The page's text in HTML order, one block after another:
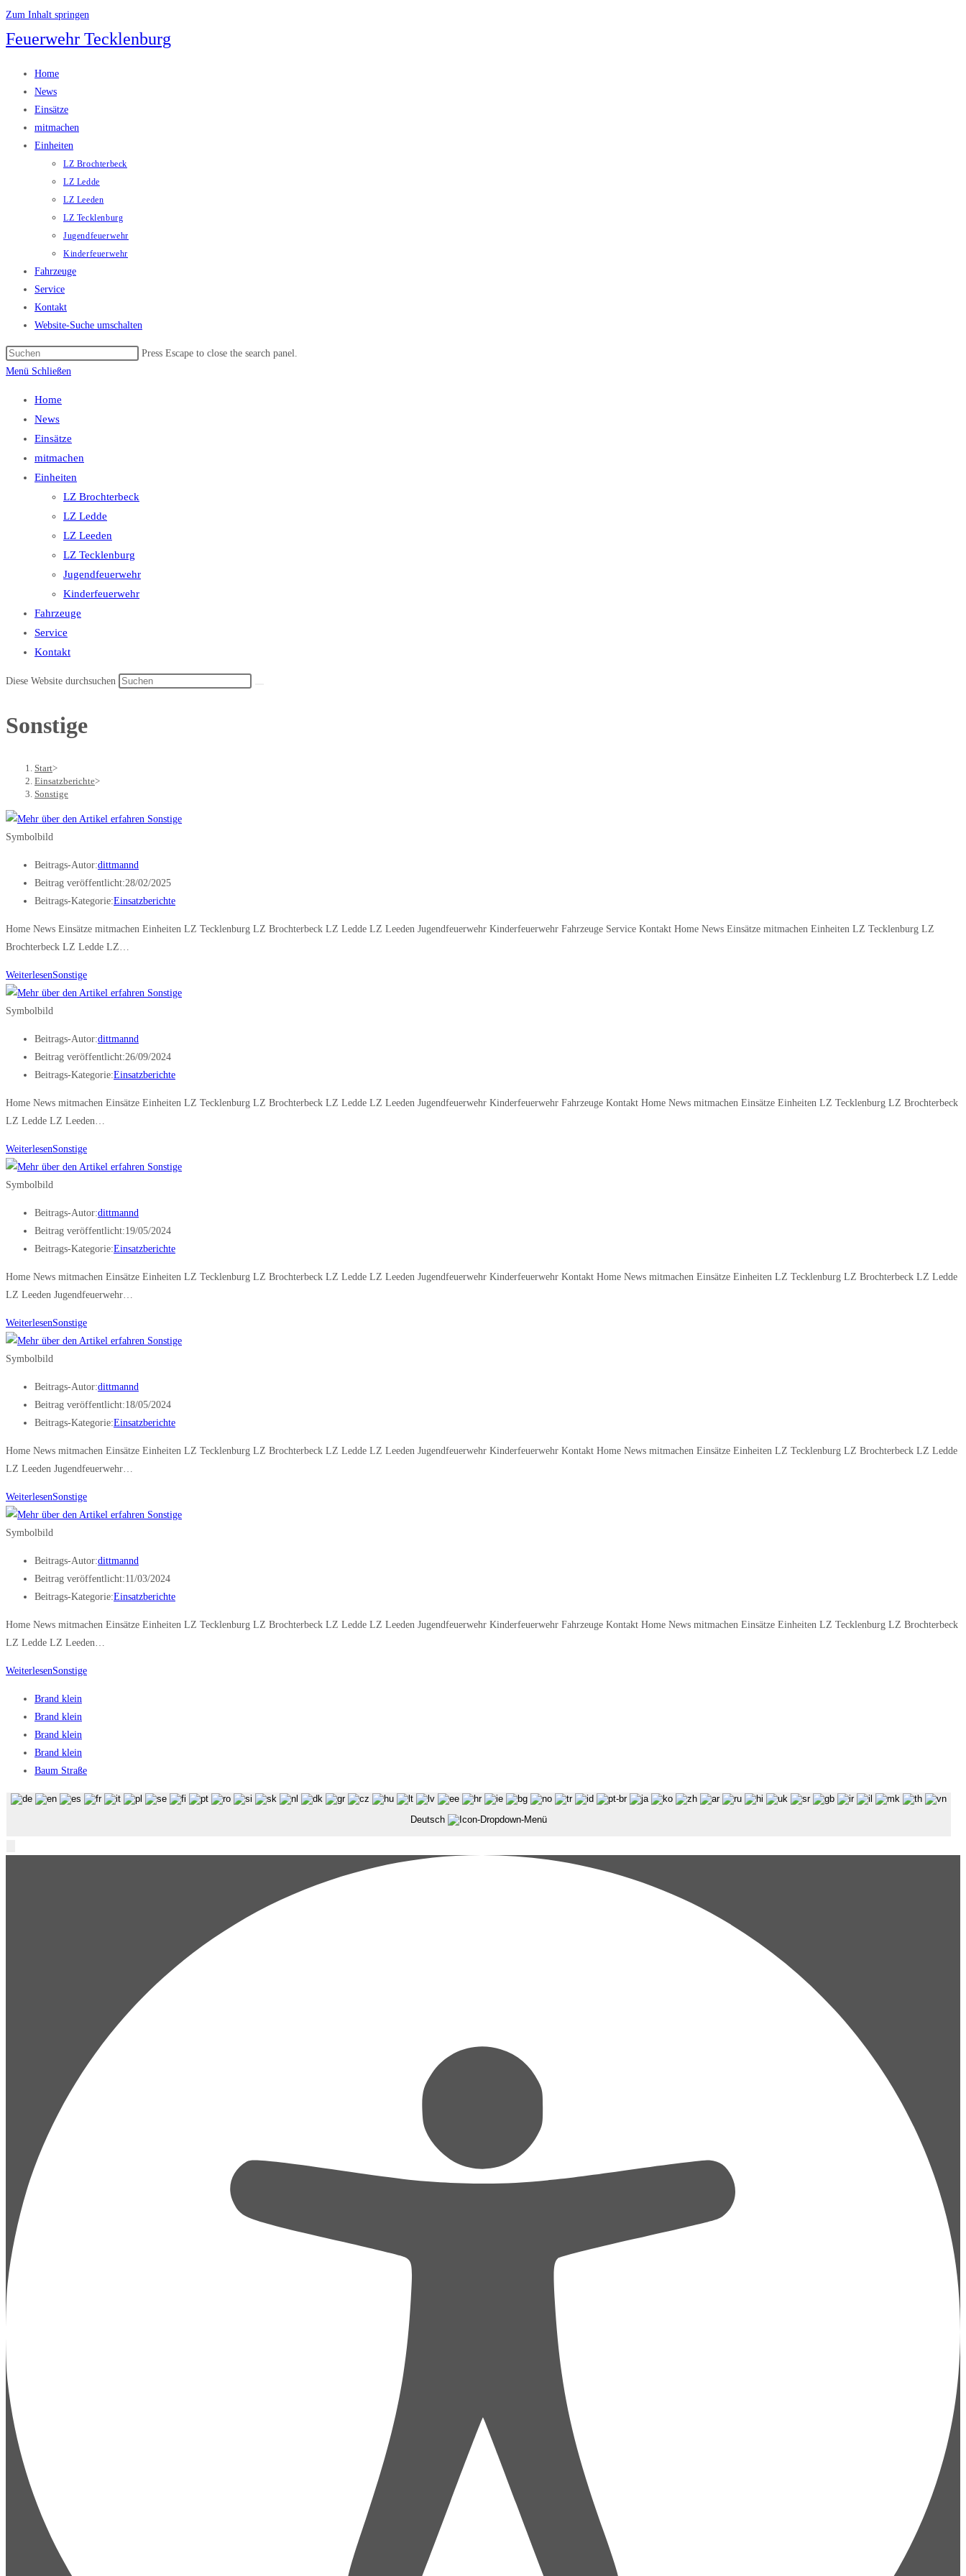
Zum Inhalt springen
Feuerwehr Tecklenburg
Home
News
Einsätze
mitmachen
Einheiten
LZ Brochterbeck
LZ Ledde
LZ Leeden
LZ Tecklenburg
Jugendfeuerwehr
Kinderfeuerwehr
Fahrzeuge
Service
Kontakt
Website-Suche umschalten
Press Escape to close the search panel.
Menü Schließen
Home
News
Einsätze
mitmachen
Einheiten
LZ Brochterbeck
LZ Ledde
LZ Leeden
LZ Tecklenburg
Jugendfeuerwehr
Kinderfeuerwehr
Fahrzeuge
Service
Kontakt
Diese Website durchsuchen
Sonstige
Start>
Einsatzberichte>
Sonstige
Symbolbild
Beitrags-Autor:dittmannd
Beitrag veröffentlicht:28/02/2025
Beitrags-Kategorie:Einsatzberichte
Home News Einsätze mitmachen Einheiten LZ Tecklenburg LZ Brochterbeck LZ Ledde LZ Leeden Jugendfeuerwehr Kinderfeuerwehr Fahrzeuge Service Kontakt Home News Einsätze mitmachen Einheiten LZ Tecklenburg LZ
Brochterbeck LZ Ledde LZ…
WeiterlesenSonstige
Symbolbild
Beitrags-Autor:dittmannd
Beitrag veröffentlicht:26/09/2024
Beitrags-Kategorie:Einsatzberichte
Home News mitmachen Einsätze Einheiten LZ Tecklenburg LZ Brochterbeck LZ Ledde LZ Leeden Jugendfeuerwehr Kinderfeuerwehr Fahrzeuge Kontakt Home News mitmachen Einsätze Einheiten LZ Tecklenburg LZ Brochterbeck
LZ Ledde LZ Leeden…
WeiterlesenSonstige
Symbolbild
Beitrags-Autor:dittmannd
Beitrag veröffentlicht:19/05/2024
Beitrags-Kategorie:Einsatzberichte
Home News mitmachen Einsätze Einheiten LZ Tecklenburg LZ Brochterbeck LZ Ledde LZ Leeden Jugendfeuerwehr Kinderfeuerwehr Kontakt Home News mitmachen Einsätze Einheiten LZ Tecklenburg LZ Brochterbeck LZ Ledde
LZ Leeden Jugendfeuerwehr…
WeiterlesenSonstige
Symbolbild
Beitrags-Autor:dittmannd
Beitrag veröffentlicht:18/05/2024
Beitrags-Kategorie:Einsatzberichte
Home News mitmachen Einsätze Einheiten LZ Tecklenburg LZ Brochterbeck LZ Ledde LZ Leeden Jugendfeuerwehr Kinderfeuerwehr Kontakt Home News mitmachen Einsätze Einheiten LZ Tecklenburg LZ Brochterbeck LZ Ledde
LZ Leeden Jugendfeuerwehr…
WeiterlesenSonstige
Symbolbild
Beitrags-Autor:dittmannd
Beitrag veröffentlicht:11/03/2024
Beitrags-Kategorie:Einsatzberichte
Home News mitmachen Einsätze Einheiten LZ Tecklenburg LZ Brochterbeck LZ Ledde LZ Leeden Jugendfeuerwehr Kinderfeuerwehr Fahrzeuge Kontakt Home News mitmachen Einsätze Einheiten LZ Tecklenburg LZ Brochterbeck
LZ Ledde LZ Leeden…
WeiterlesenSonstige
Brand klein
Brand klein
Brand klein
Brand klein
Baum Straße
Deutsch